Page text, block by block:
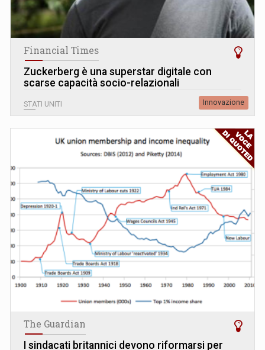
Financial Times
Zuckerberg è una superstar digitale con
scarse capacità socio-relazionali
STATI UNITI Innovazione
The Guardian
I sindacati britannici devono riformarsi per